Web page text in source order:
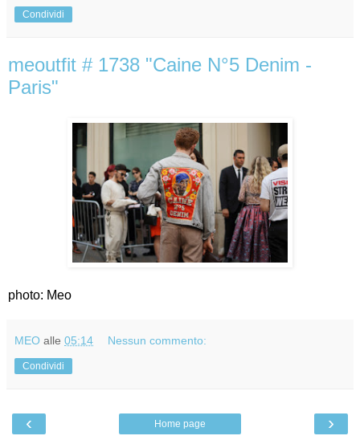
Condividi
meoutfit # 1738 "Caine N°5 Denim -
Paris"
photo: Meo
MEO alle 05:14 Nessun commento:
Condividi
‹ ›
Home page